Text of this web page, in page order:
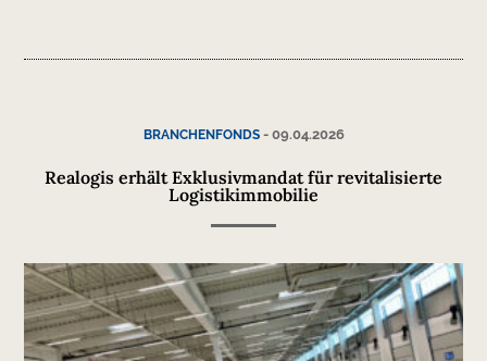
BRANCHENFONDS- 09.04.2026
Realogis erhält Exklusivmandat für revitalisierte
Logistikimmobilie